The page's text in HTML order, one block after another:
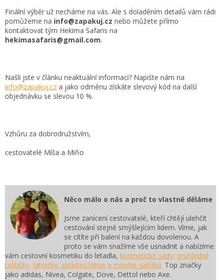
Finální výběr už necháme na vás. Ale s doladěním detailů vám rádi
pomůžeme na info@zapakuj.cz nebo můžete přímo
kontaktovat tým Hekima Safaris na
hekimasafaris@gmail.com.
Našli jste v článku neaktuální informaci? Napište nám na
info@zapakuj.cz a jako odměnu získáte slevový kód na další
objednávku se slevou 10 %.
Vzhůru za dobrodružstvím,
cestovatelé Míša a Miňo
Něco málo o nás a proč to vlastně děláme
Jsme zanícení cestovatelé, kteří chtějí ulehčit
cestování stejně smýšlejícím lidem. Víme, jak
se cítíte při balení na každou dovolenou. A
proto se vám snažíme vše usnadnit a nabízíme
vám cestovní kosmetiku do letadla, kosmetické sady, průhledné
taštičky, lahvičky, skládací láhve a mnoho dalšího. Top značky
jako adidas, Nivea, Colgate, Dove, Dettol nebo Axe.